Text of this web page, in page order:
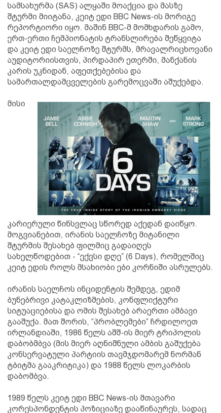
სამსახურმა (SAS) ალყაში მოაქცია და მასზე
შტურმი მიიტანა, კეიტ ედი BBC News-ის მორიგე
რეპორტიორი იყო. მაშინ BBC-მ მომხდარის გამო,
ერთ-ერთი ჩემპიონატის ტრანსლირება შეწყვიტა
და კეიტ ედი საელჩოზე შტურმს, მრავალრიცხოვანი
აუდიტორიისთვის, პირდაპირ ეთერში, მანქანის
კარის უკნიდან, აფეთქებებისა და
სამართალდამცველების გარემოცვაში აშუქებდა.
მისი
კარიერული წინსვლაც სწორედ აქედან დაიწყო.
მოგვიანებით, ირანის საელჩოზე მიტანილი
შტურმის შესახებ ფილმიც გადაიღეს
სახელწოდებით - “ექვსი დღე” (6 Days), რომელშიც
კეიტ ედის როლს მსახიობი ები კორნიში ასრულებს.
ირანის საელჩოს ინციდენტის შემდეგ, ედიმ
ბუნებრივი კატაკლიზმების, კონფლიქტური
სიტუაციებისა და ომის შესახებ არაერთი ამბავი
გააშუქა. მათ შორის, “პრობლემები” ჩრდილოეთ
ირლანდიაში, 1986 წელს აშშ-ის მიერ ტრიპოლის
დაბობმბვა (მის მიერ აღნიშნული ამბის გაშუქება
კონსერვატული პარტიის თავმჯდომარემ ნორმან
ტბიტმა გააკრიტიკა) და 1988 წელს ლოკარბის
დაბომბვა.
1989 წელს კეიტ ედი BBC News-ის მთავარი
კორესპონდენტის პოზიციაზე დააწინაურეს, სადაც